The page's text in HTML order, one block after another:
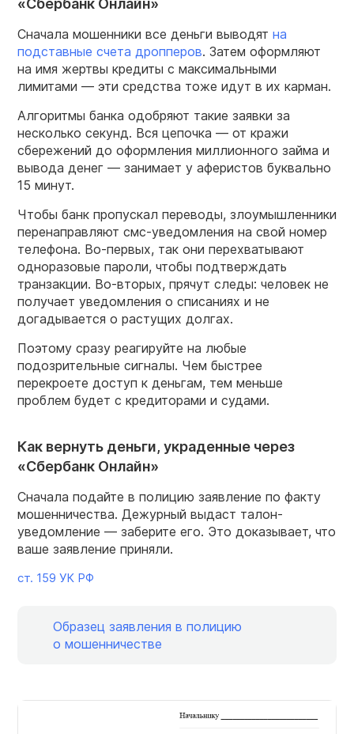
«Сбербанк Онлайн»
Сначала мошенники все деньги выводят на
подставные счета дропперов. Затем оформляют
на имя жертвы кредиты с максимальными
лимитами — эти средства тоже идут в их карман.
Алгоритмы банка одобряют такие заявки за
несколько секунд. Вся цепочка — от кражи
сбережений до оформления миллионного займа и
вывода денег — занимает у аферистов буквально
15 минут.
Чтобы банк пропускал переводы, злоумышленники
перенаправляют смс-уведомления на свой номер
телефона. Во-первых, так они перехватывают
одноразовые пароли, чтобы подтверждать
транзакции. Во-вторых, прячут следы: человек не
получает уведомления о списаниях и не
догадывается о растущих долгах.
Поэтому сразу реагируйте на любые
подозрительные сигналы. Чем быстрее
перекроете доступ к деньгам, тем меньше
проблем будет с кредиторами и судами.
Как вернуть деньги, украденные через
«Сбербанк Онлайн»
Сначала подайте в полицию заявление по факту
мошенничества. Дежурный выдаст талон-
уведомление — заберите его. Это доказывает, что
ваше заявление приняли.
ст. 159 УК РФ
Образец заявления в полицию
о мошенничестве